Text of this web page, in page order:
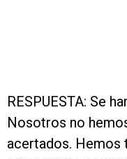
RESPUESTA: Se
Nosotros no
acertados. Hemos